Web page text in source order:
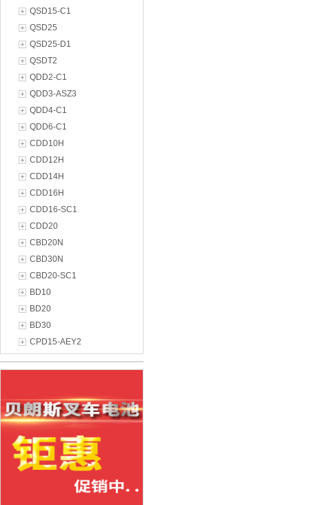
QSD15-C1
QSD25
QSD25-D1
QSDT2
QDD2-C1
QDD3-ASZ3
QDD4-C1
QDD6-C1
CDD10H
CDD12H
CDD14H
CDD16H
CDD16-SC1
CDD20
CBD20N
CBD30N
CBD20-SC1
BD10
BD20
BD30
CPD15-AEY2